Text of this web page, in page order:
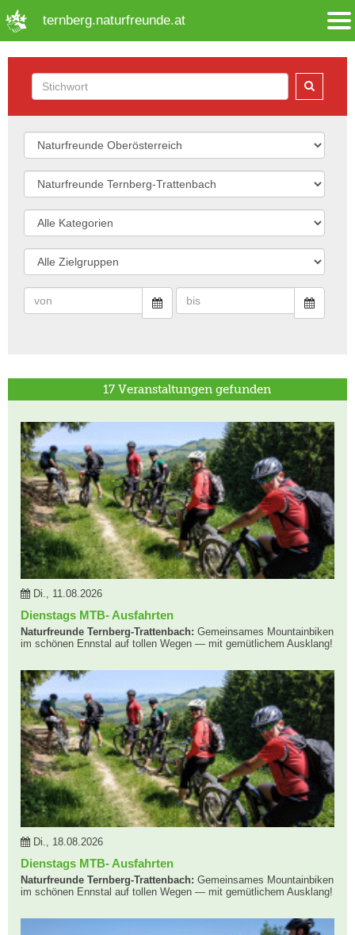
ternberg.naturfreunde.at
17 Veranstaltungen gefunden
Di., 11.08.2026
Dienstags MTB- Ausfahrten
Naturfreunde Ternberg-Trattenbach: Gemeinsames Mountainbiken
im schönen Ennstal auf tollen Wegen — mit gemütlichem Ausklang!
Di., 18.08.2026
Dienstags MTB- Ausfahrten
Naturfreunde Ternberg-Trattenbach: Gemeinsames Mountainbiken
im schönen Ennstal auf tollen Wegen — mit gemütlichem Ausklang!